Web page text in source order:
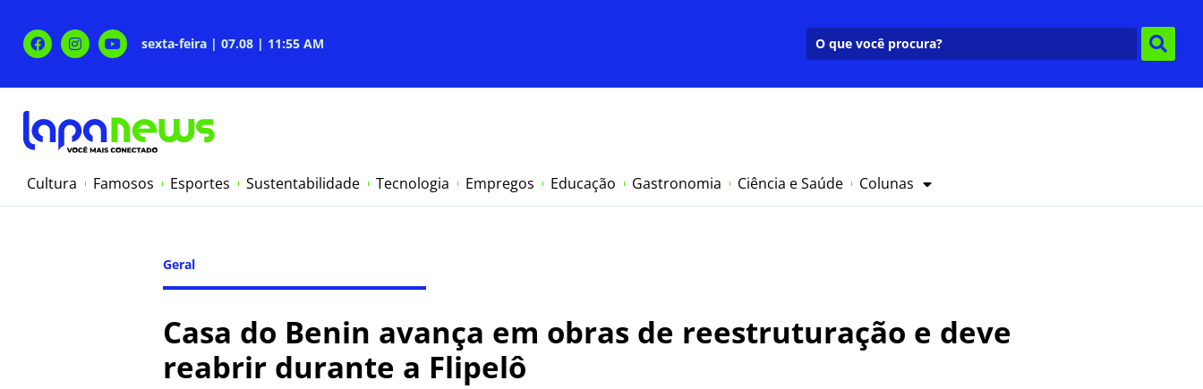
sexta-feira | 07.08 | 11:55 AM
Cultura Famosos Esportes Sustentabilidade Tecnologia Empregos Educação Gastronomia Ciência e Saúde Colunas
Geral
Casa do Benin avança em obras de reestruturação e deve
reabrir durante a Flipelô